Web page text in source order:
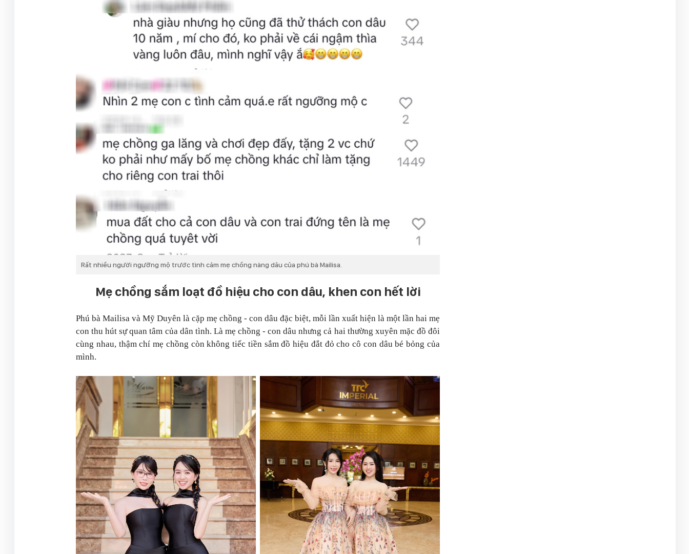
Rất nhiều người ngưỡng mộ trước tình cảm mẹ chồng nàng dâu của phú bà Mailisa.
Mẹ chồng sắm loạt đồ hiệu cho con dâu, khen con hết lời
Phú bà Mailisa và Mỹ Duyên là cặp mẹ chồng - con dâu đặc biệt, mỗi lần xuất hiện là một lần hai mẹ
con thu hút sự quan tâm của dân tình. Là mẹ chồng - con dâu nhưng cả hai thường xuyên mặc đồ đôi
cùng nhau, thậm chí mẹ chồng còn không tiếc tiền sắm đồ hiệu đắt đỏ cho cô con dâu bé bỏng của
mình.